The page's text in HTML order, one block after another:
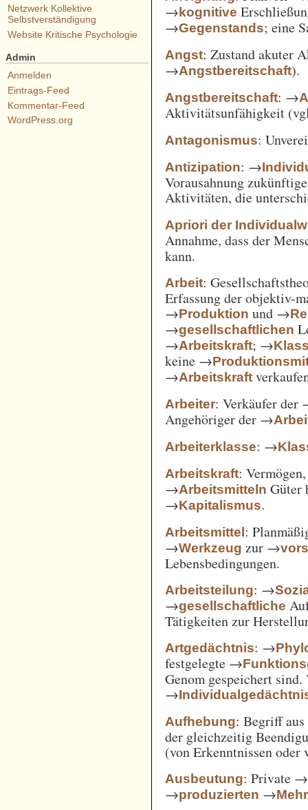
→kognitive
→Gegenstands; eine
Angst: Zustand akuter
→Angstbereitschaft).
Angstbereitschaft: →
Aktivitätsunfähigkeit
Antagonismus:
Antizipation: →
Vorausahnung
Aktivitäten, die
Apriori der
Annahme, dass der
kann.
Arbeit:
Erfassung der objektiv-
→Produktion und →
→gesellschaftlichen
→Arbeitskraft; →
keine →
→Arbeitskraft
Arbeiter: Verkäufer der
Angehöriger der →
Arbeiterklasse: →
Arbeitskraft:
→Arbeitsmitteln Güter
→Kapitalismus.
Arbeitsmittel:
→Werkzeug zur →
Lebensbedingungen.
Arbeitsteilung: →
→gesellschaftliche
Tätigkeiten zur
Artgedächtnis: →
festgelegte →
Genom gespeichert sind.
→
Aufhebung: Begriff
der gleichzeitig
(von Erkenntnissen
Ausbeutung: Private →
→produzierten →
Netzwerk Kollektive
Selbstverständigung
Website Kritische Psychologie
Admin
Anmelden
Eintrags-Feed
Kommentar-Feed
WordPress.org